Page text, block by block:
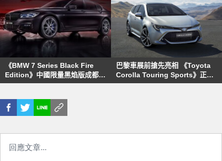
《BMW 7 Series Black Fire
Edition》中國限量黑焰版成都車
展亮相
巴黎車展前搶先亮相 《Toyota
Corolla Touring Sports》正式
發表